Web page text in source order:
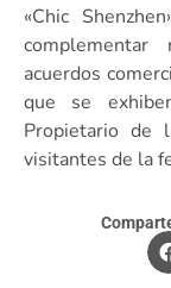
«Chic
complementar
acuerdos
que se
Propietario de
visitantes de la